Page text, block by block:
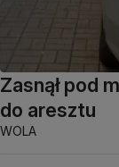
Zasnął pod
do aresztu
WOLA